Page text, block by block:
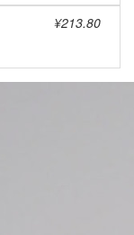
¥213.80